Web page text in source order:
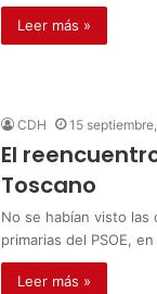
Leer más »
CDH 15
El
Toscano
No se habían visto
primarias del PSOE,
Leer más »